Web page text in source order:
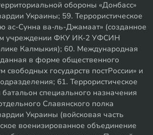
обороны «Донбасс»
Украины; 59. Террористическое
ас-Сунна ва-ль-Джамаат» (созданное
учреждении ФКУ ИК-2 УФСИН
Калмыкия); 60. Международная
в форме общественного
государств постРоссии» и
61. Террористическое
специального назначения
Славянского полка
Украины (войсковая часть
военизированное объединение